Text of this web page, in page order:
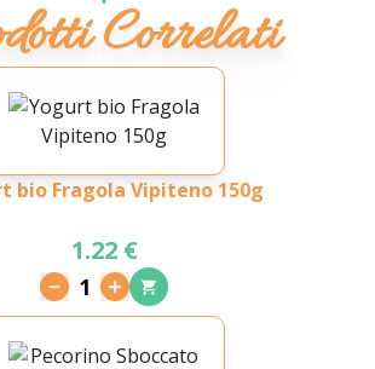
Correlati
bio Fragola Vipiteno 150g
1.22 €
1